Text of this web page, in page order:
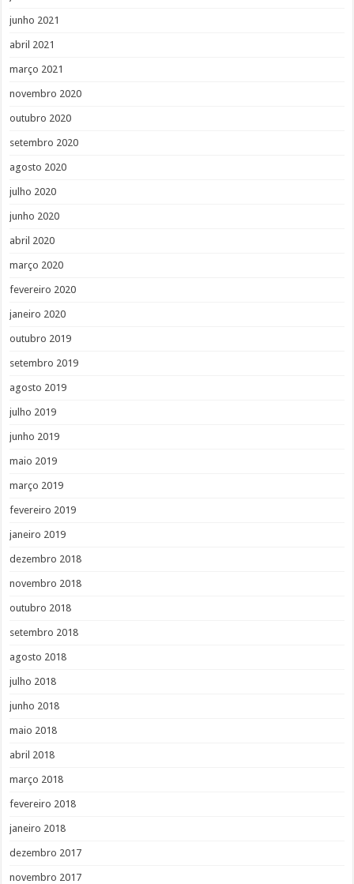
junho 2021
abril 2021
março 2021
novembro 2020
outubro 2020
setembro 2020
agosto 2020
julho 2020
junho 2020
abril 2020
março 2020
fevereiro 2020
janeiro 2020
outubro 2019
setembro 2019
agosto 2019
julho 2019
junho 2019
maio 2019
março 2019
fevereiro 2019
janeiro 2019
dezembro 2018
novembro 2018
outubro 2018
setembro 2018
agosto 2018
julho 2018
junho 2018
maio 2018
abril 2018
março 2018
fevereiro 2018
janeiro 2018
dezembro 2017
novembro 2017